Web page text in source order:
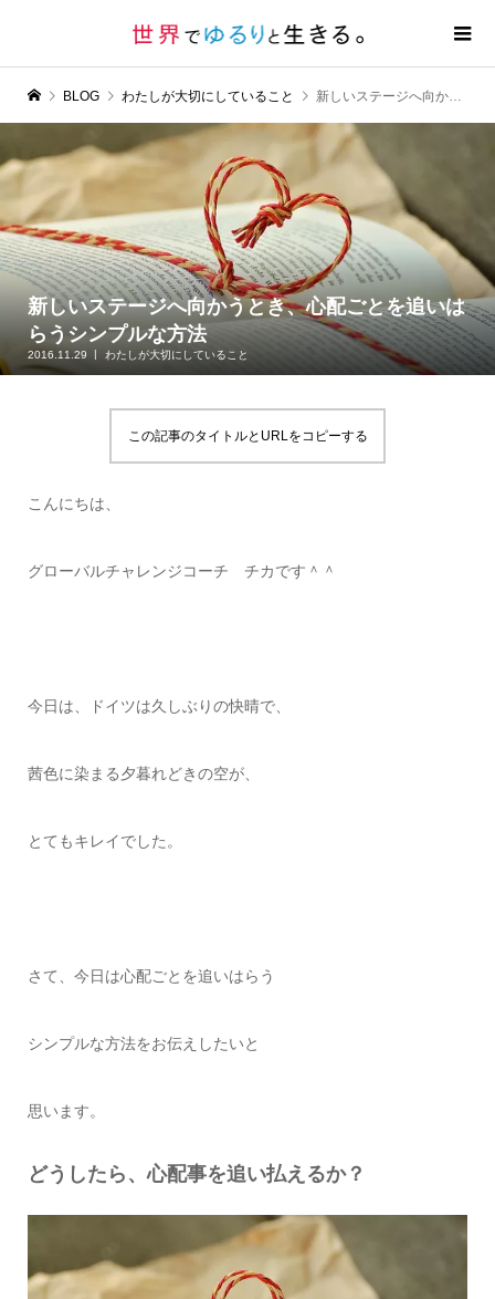
BLOG わたしが大切にしていること 新しいステージへ向かうとき、心配ごとを追いはらうシンプルな方法
新しいステージへ向かうとき、心配ごとを追いは
らうシンプルな方法
2016.11.29 わたしが大切にしていること
この記事のタイトルとURLをコピーする
こんにちは、
グローバルチャレンジコーチ チカです＾＾
今日は、ドイツは久しぶりの快晴で、
茜色に染まる夕暮れどきの空が、
とてもキレイでした。
さて、今日は心配ごとを追いはらう
シンプルな方法をお伝えしたいと
思います。
どうしたら、心配事を追い払えるか？